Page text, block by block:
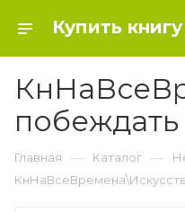
побеждать
Главная — Каталог —